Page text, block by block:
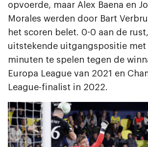
opvoerde, maar Alex Baena en
Morales werden door Bart
het scoren belet. 0-0 aan de
uitstekende uitgangspositie met
minuten te spelen tegen de
Europa League van 2021 en
League-finalist in 2022.